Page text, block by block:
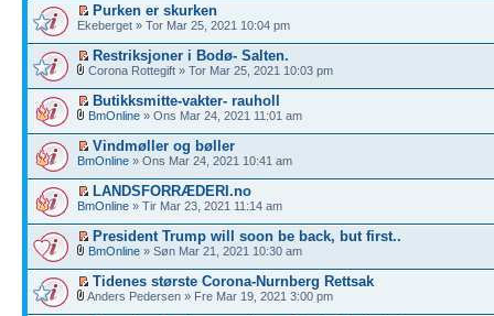
Purken er skurken
Ekeberget » Tor Mar 25, 2021 10:04 pm
Restriksjoner i Bodø- Salten.
Corona Rottegift » Tor Mar 25, 2021 10:03 pm
Butikksmitte-vakter- rauholl
BmOnline » Ons Mar 24, 2021 11:01 am
Vindmøller og bøller
BmOnline » Ons Mar 24, 2021 10:41 am
LANDSFORRÆDERI.no
BmOnline » Tir Mar 23, 2021 11:14 am
President Trump will soon be back, but first..
BmOnline » Søn Mar 21, 2021 10:30 am
Tidenes største Corona-Nurnberg Rettsak
Anders Pedersen » Fre Mar 19, 2021 3:00 pm